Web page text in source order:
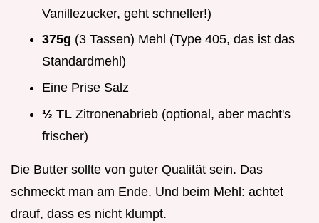
Vanillezucker, geht schneller!)
375g (3 Tassen) Mehl (Type 405, das ist das
Standardmehl)
Eine Prise Salz
½ TL Zitronenabrieb (optional, aber macht's
frischer)
Die Butter sollte von guter Qualität sein. Das
schmeckt man am Ende. Und beim Mehl: achtet
drauf, dass es nicht klumpt.